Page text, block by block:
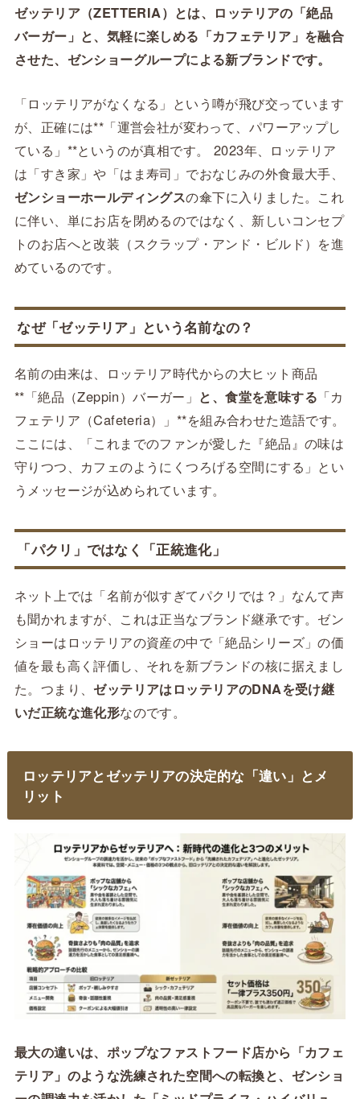
ゼッテリア（ZETTERIA）とは、ロッテリアの「絶品
バーガー」と、気軽に楽しめる「カフェテリア」を融合
させた、ゼンショーグループによる新ブランドです。
「ロッテリアがなくなる」という噂が飛び交っています
が、正確には**「運営会社が変わって、パワーアップし
ている」**というのが真相です。 2023年、ロッテリア
は「すき家」や「はま寿司」でおなじみの外食最大手、
ゼンショーホールディングスの傘下に入りました。これ
に伴い、単にお店を閉めるのではなく、新しいコンセプ
トのお店へと改装（スクラップ・アンド・ビルド）を進
めているのです。
なぜ「ゼッテリア」という名前なの？
名前の由来は、ロッテリア時代からの大ヒット商品
**「絶品（Zeppin）バーガー」 と、食堂を意味する 「カ
フェテリア（Cafeteria）」**を組み合わせた造語です。
ここには、「これまでのファンが愛した『絶品』の味は
守りつつ、カフェのようにくつろげる空間にする」とい
うメッセージが込められています。
「パクリ」ではなく「正統進化」
ネット上では「名前が似すぎてパクリでは？」なんて声
も聞かれますが、これは正当なブランド継承です。ゼン
ショーはロッテリアの資産の中で「絶品シリーズ」の価
値を最も高く評価し、それを新ブランドの核に据えまし
た。つまり、ゼッテリアはロッテリアのDNAを受け継
いだ正統な進化形なのです。
ロッテリアとゼッテリアの決定的な「違い」とメ
リット
最大の違いは、ポップなファストフード店から「カフェ
テリア」のような洗練された空間への転換と、ゼンショ